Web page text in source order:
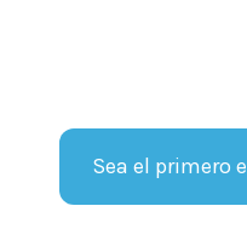
Sea el primero